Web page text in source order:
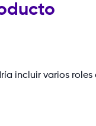
incluir varios roles